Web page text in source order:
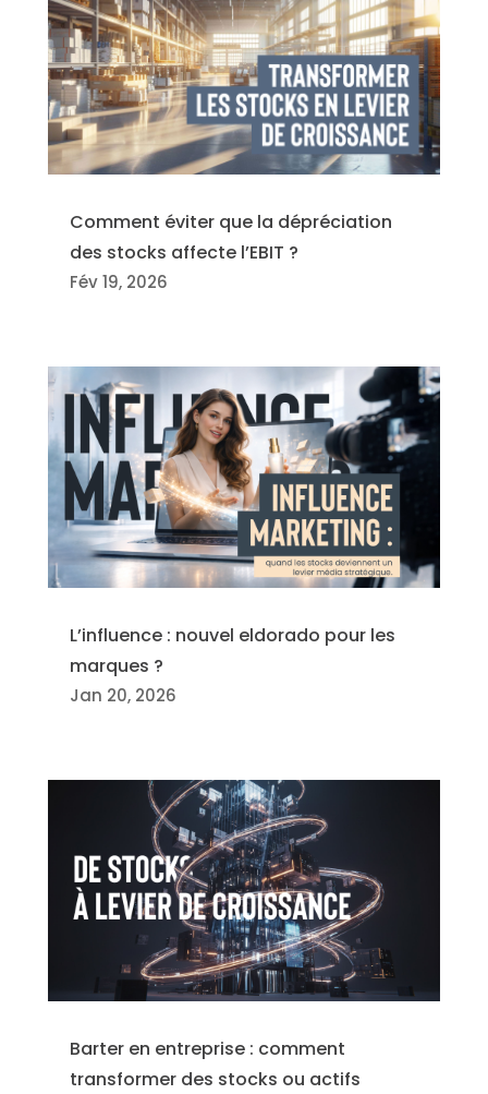
Comment éviter que la dépréciation
des stocks affecte l’EBIT ?
Fév 19, 2026
L’influence : nouvel eldorado pour les
marques ?
Jan 20, 2026
Barter en entreprise : comment
transformer des stocks ou actifs